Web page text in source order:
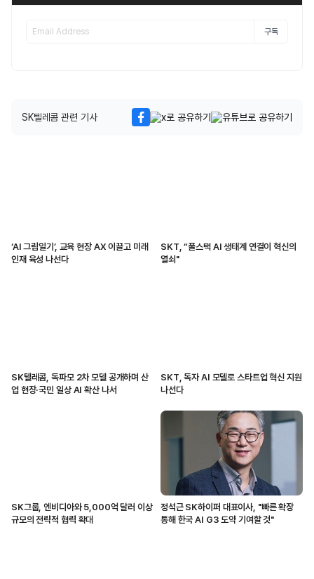
구독
SK텔레콤 관련 기사
‘AI 그림일기’, 교육 현장 AX 이끌고 미래
인재 육성 나선다
SKT, “풀스택 AI 생태계 연결이 혁신의
열쇠"
SK텔레콤, 독파모 2차 모델 공개하며 산
업 현장·국민 일상 AI 확산 나서
SKT, 독자 AI 모델로 스타트업 혁신 지원
나선다
SK그룹, 엔비디아와 5,000억 달러 이상
규모의 전략적 협력 확대
정석근 SK하이퍼 대표이사, "빠른 확장
통해 한국 AI G3 도약 기여할 것"